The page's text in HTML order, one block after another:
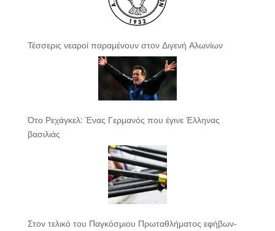
Τέσσερις νεαροί παραμένουν στον Διγενή Αλωνίων
Ότο Ρεχάγκελ: Ένας Γερμανός που έγινε Έλληνας
βασιλιάς
Στον τελικό του Παγκόσμιου Πρωταθλήματος εφήβων-